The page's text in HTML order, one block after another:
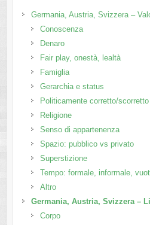
Germania, Austria, Svizzera –
Conoscenza
Denaro
Fair play, onestà, lealtà
Famiglia
Gerarchia e status
Politicamente corretto/scorretto
Religione
Senso di appartenenza
Spazio: pubblico vs privato
Superstizione
Tempo: formale, informale,
Altro
Germania, Austria, Svizzera –
Corpo